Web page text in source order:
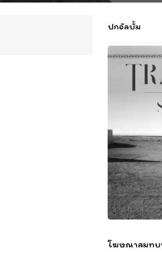
ปกอัลบั้ม
โฆษณาสมทบ